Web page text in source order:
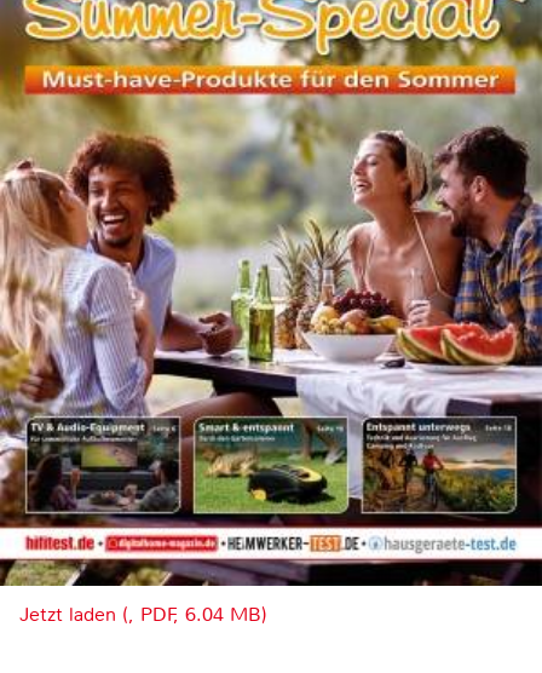
Jetzt laden (, PDF, 6.04 MB)